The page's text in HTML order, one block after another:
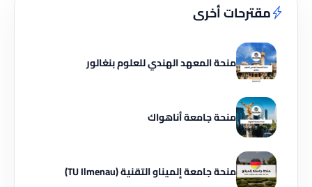
مقترحات أخرى
منحة المعهد الهندي للعلوم بنغالور
منحة جامعة أناهواك
منحة جامعة إلميناو التقنية (TU Ilmenau)